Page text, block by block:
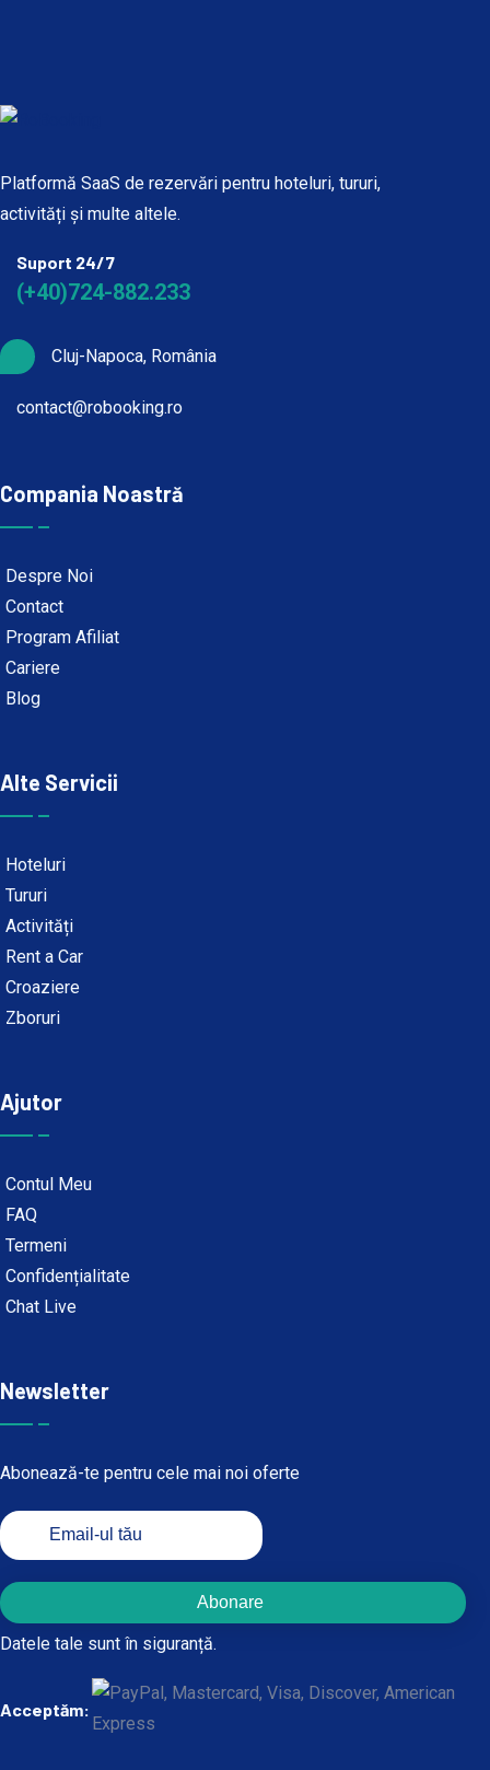
Platformă SaaS de rezervări pentru hoteluri, tururi,
activități și multe altele.
Suport 24/7
(+40)724-882.233
Cluj-Napoca, România
contact@robooking.ro
Compania Noastră
Despre Noi
Contact
Program Afiliat
Cariere
Blog
Alte Servicii
Hoteluri
Tururi
Activități
Rent a Car
Croaziere
Zboruri
Ajutor
Contul Meu
FAQ
Termeni
Confidențialitate
Chat Live
Newsletter
Abonează-te pentru cele mai noi oferte
Abonare
Datele tale sunt în siguranță.
Acceptăm: